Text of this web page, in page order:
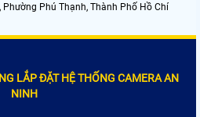
Phường Phú Thạnh, Thành Phố Hồ Chí
LẮP ĐẶT HỆ THỐNG CAMERA AN
NINH